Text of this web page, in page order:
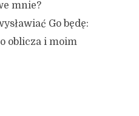
mnie?
Go będę:
oblicza i moim